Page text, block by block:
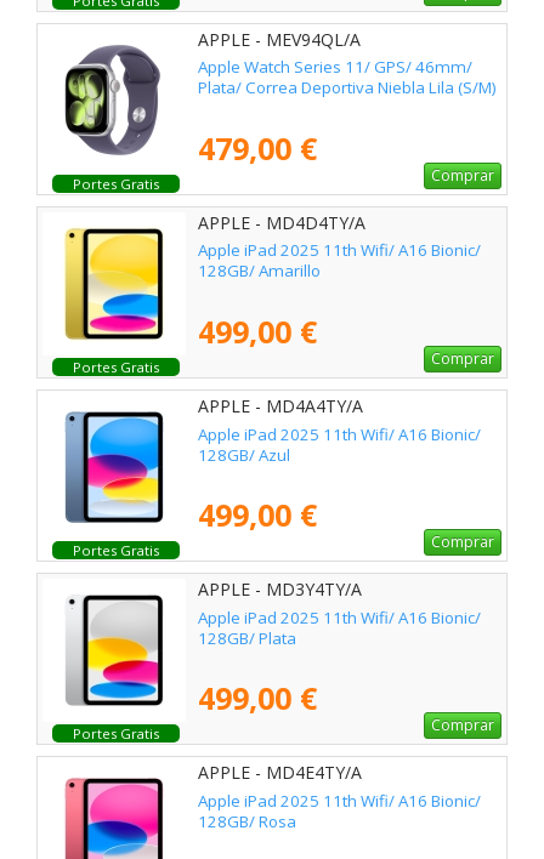
Portes Gratis
APPLE - MEV94QL/A
Apple Watch Series 11/ GPS/ 46mm/
Plata/ Correa Deportiva Niebla Lila (S/M)
479,00 €
Comprar
Portes Gratis
APPLE - MD4D4TY/A
Apple iPad 2025 11th Wifi/ A16 Bionic/
128GB/ Amarillo
499,00 €
Comprar
Portes Gratis
APPLE - MD4A4TY/A
Apple iPad 2025 11th Wifi/ A16 Bionic/
128GB/ Azul
499,00 €
Comprar
Portes Gratis
APPLE - MD3Y4TY/A
Apple iPad 2025 11th Wifi/ A16 Bionic/
128GB/ Plata
499,00 €
Comprar
APPLE - MD4E4TY/A
Apple iPad 2025 11th Wifi/ A16 Bionic/
128GB/ Rosa